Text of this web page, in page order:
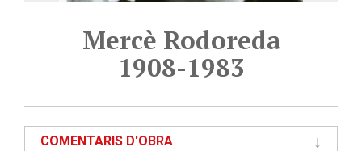
Mercè Rodoreda
1908-1983
COMENTARIS D'OBRA